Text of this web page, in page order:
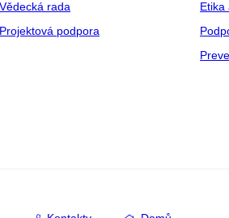
Vědecká rada
Projektová podpora
Etika